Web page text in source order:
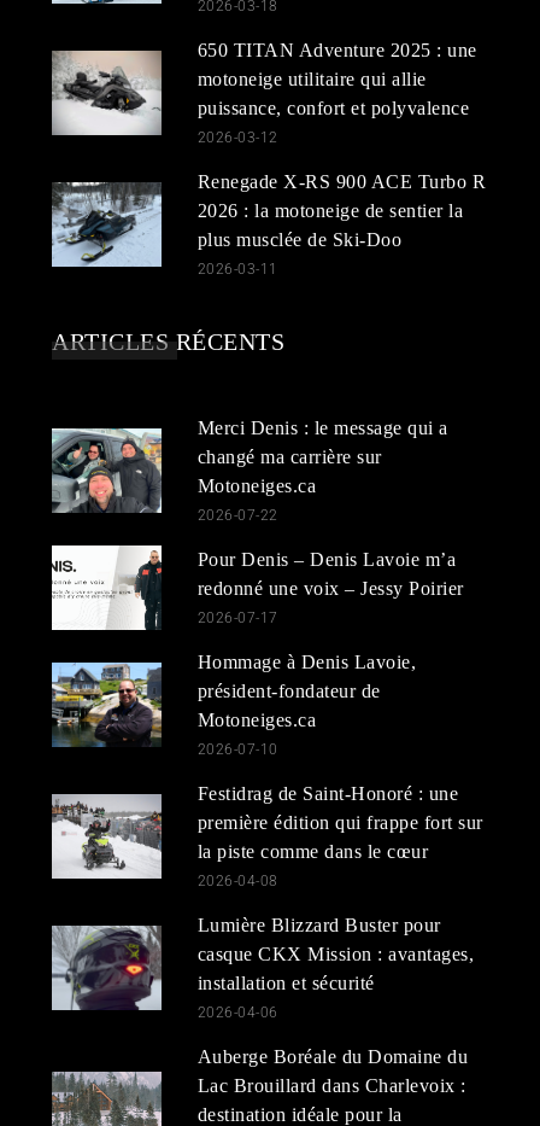
2026-03-18
650 TITAN Adventure 2025 : une
motoneige utilitaire qui allie
puissance, confort et polyvalence
2026-03-12
Renegade X-RS 900 ACE Turbo R
2026 : la motoneige de sentier la
plus musclée de Ski-Doo
2026-03-11
ARTICLES RÉCENTS
Merci Denis : le message qui a
changé ma carrière sur
Motoneiges.ca
2026-07-22
Pour Denis – Denis Lavoie m’a
redonné une voix – Jessy Poirier
2026-07-17
Hommage à Denis Lavoie,
président-fondateur de
Motoneiges.ca
2026-07-10
Festidrag de Saint-Honoré : une
première édition qui frappe fort sur
la piste comme dans le cœur
2026-04-08
Lumière Blizzard Buster pour
casque CKX Mission : avantages,
installation et sécurité
2026-04-06
Auberge Boréale du Domaine du
Lac Brouillard dans Charlevoix :
destination idéale pour la